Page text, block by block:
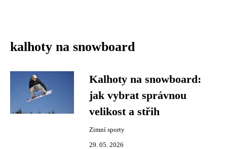
kalhoty na snowboard
Kalhoty na snowboard:
jak vybrat správnou
velikost a střih
Zimní sporty
29. 05. 2026